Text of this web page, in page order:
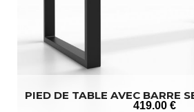
PIED DE TABLE AVEC BARRE
419.00 €